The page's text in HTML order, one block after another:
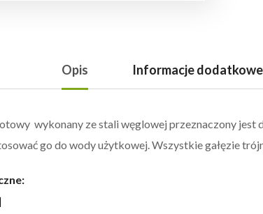
Opis Informacje dodatkowe
wykonany ze stali węglowej przeznaczony jest
go do wody użytkowej. Wszystkie gałęzie